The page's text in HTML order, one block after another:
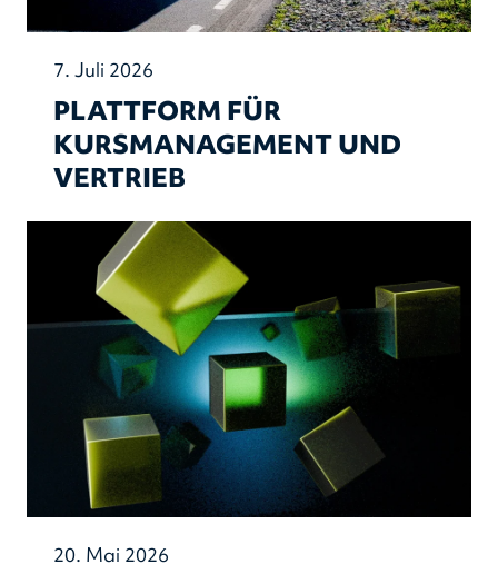
7. Juli 2026
PLATTFORM FÜR
KURSMANAGEMENT UND
VERTRIEB
20. Mai 2026